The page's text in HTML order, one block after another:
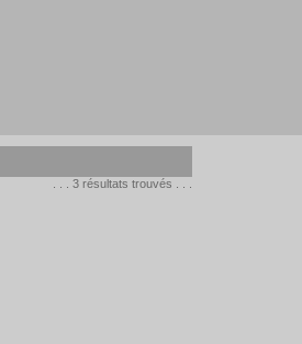
. . . 3 résultats trouvés . . .